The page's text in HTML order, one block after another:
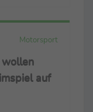
Motorsport
wollen
auf